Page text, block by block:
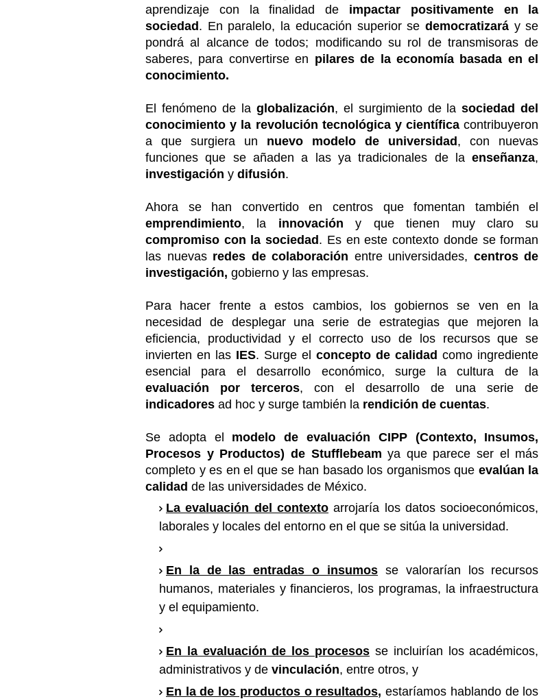
aprendizaje con la finalidad de impactar positivamente en la
sociedad . En paralelo, la educación superior se democratizaráy se
pondrá al alcance de todos; modificando su rol de transmisoras de
saberes, para convertirse en pilares de la economía basada en el
conocimiento.
El fenómeno de la globalización, el surgimiento de lasociedad del
conocimiento y la revolución tecnológica y científica contribuyeron
a que surgiera un nuevo modelo de universidad , con nuevas
funciones que se añaden a las ya tradicionales de laenseñanza,
investigación y difusión.
Ahora se han convertido en centros que fomentan también el
emprendimiento, la innovación y que tienen muy claro su
compromiso con la sociedad . Es en este contexto donde se forman
las nuevas redes de colaboración entre universidades, centros de
investigación, gobierno y las empresas.
Para hacer frente a estos cambios, los gobiernos se ven en la
necesidad de desplegar una serie de estrategias que mejoren la
eficiencia, productividad y el correcto uso de los recursos que se
invierten en las IES. Surge elconcepto de calidadcomo ingrediente
esencial para el desarrollo económico, surge la cultura de la
evaluación por terceros, con el desarrollo de una serie de
indicadores ad hoc y surge también la rendición de cuentas.
Se adopta el modelo de evaluación CIPP (Contexto, Insumos,
Procesos y Productos) de Stufflebeam ya que parece ser el más
completo y es en el que se han basado los organismos que evalúan la
calidad de las universidades de México.
La evaluación del contexto arrojaría los datos socioeconómicos,
laborales y locales del entorno en el que se sitúa la universidad.
En la de las entradas o insumos se valorarían los recursos
humanos, materiales y financieros, los programas, la infraestructura
y el equipamiento.
En la evaluación de los procesos se incluirían los académicos,
administrativos y de vinculación, entre otros, y
En la de los productos o resultados, estaríamos hablando de los